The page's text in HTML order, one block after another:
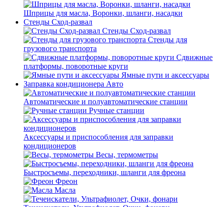
Шприцы для масла, Воронки, шланги, насадки
Стенды Сход-развал
Стенды Сход-развал
Стенды для
грузового транспорта
Сдвижные
платформы, поворотные круги
Ямные пути и аксессуары
Заправка кондиционера Авто
Автоматические и полуавтоматические станции
Ручные станции
Аксессуары и приспособления для заправки
кондиционеров
Весы, термометры
Быстросъемы, переходники, шланги для фреона
Фреон
Масла